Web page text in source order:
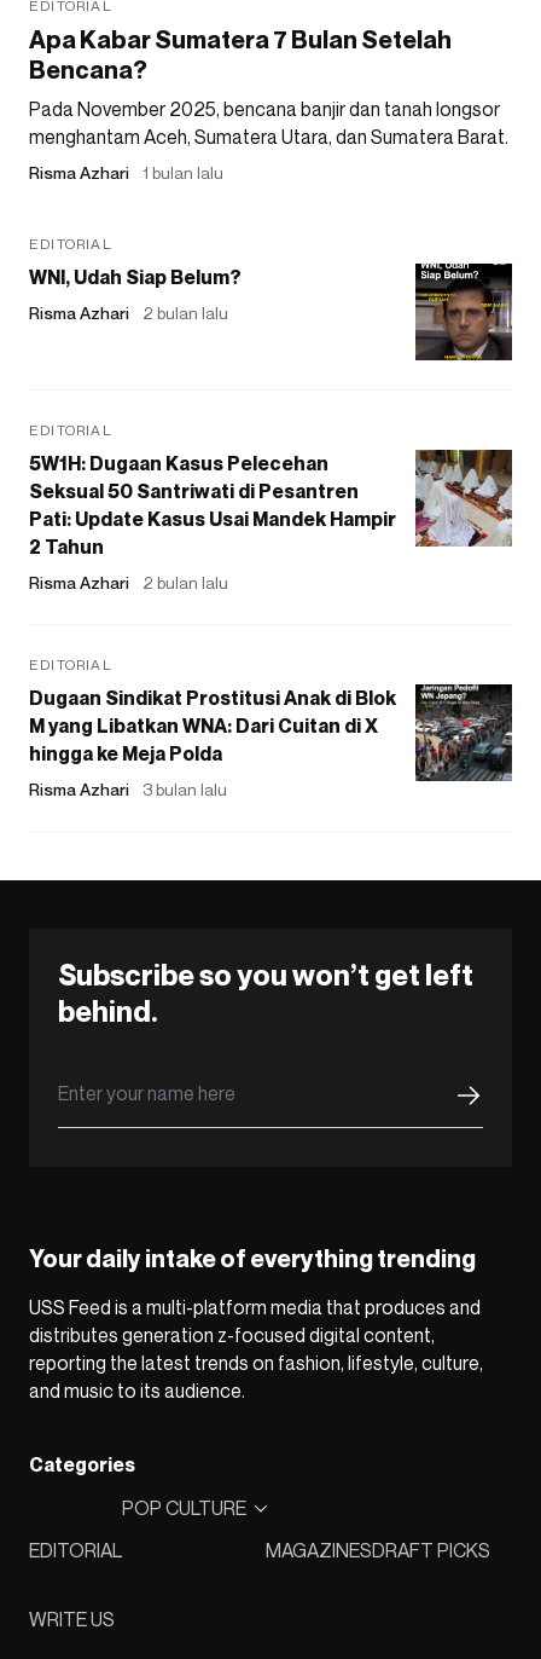
EDITORIAL
Apa Kabar Sumatera 7 Bulan Setelah
Bencana?
Pada November 2025, bencana banjir dan tanah longsor
menghantam Aceh, Sumatera Utara, dan Sumatera Barat.
Risma Azhari 1 bulan lalu
EDITORIAL
WNI, Udah Siap Belum?
Risma Azhari 2 bulan lalu
EDITORIAL
5W1H: Dugaan Kasus Pelecehan
Seksual 50 Santriwati di Pesantren
Pati: Update Kasus Usai Mandek Hampir
2 Tahun
Risma Azhari 2 bulan lalu
EDITORIAL
Dugaan Sindikat Prostitusi Anak di Blok
M yang Libatkan WNA: Dari Cuitan di X
hingga ke Meja Polda
Risma Azhari 3 bulan lalu
Subscribe so you won’t get left
behind.
Your daily intake of everything trending
USS Feed is a multi-platform media that produces and
distributes generation z-focused digital content,
reporting the latest trends on fashion, lifestyle, culture,
and music to its audience.
Categories
EDITORIAL
POP CULTURE
MAGAZINESDRAFT PICKS
WRITE US